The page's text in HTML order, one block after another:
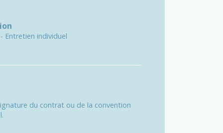
Entretien individuel
du contrat ou de la convention